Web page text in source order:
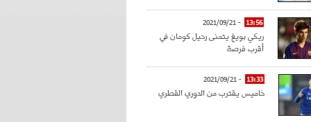
13:56
- 2021/09/21
ريكي بويغ يتمنى رحيل كومان في
أقرب فرصة
13:33
- 2021/09/21
خاميس يقترب من الدوري القطري